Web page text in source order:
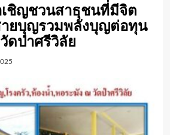
ชิญชวนสาธุชนที่มีจิต
ยบุญรวมพลังบุญต่อทุน
ดป่าศรีวิลัย